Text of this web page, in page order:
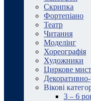
Скрипка
Фортепіано
Театр
Читання
Моделінг
Хореографія
Художники
Циркове
Вікові
3 – 6